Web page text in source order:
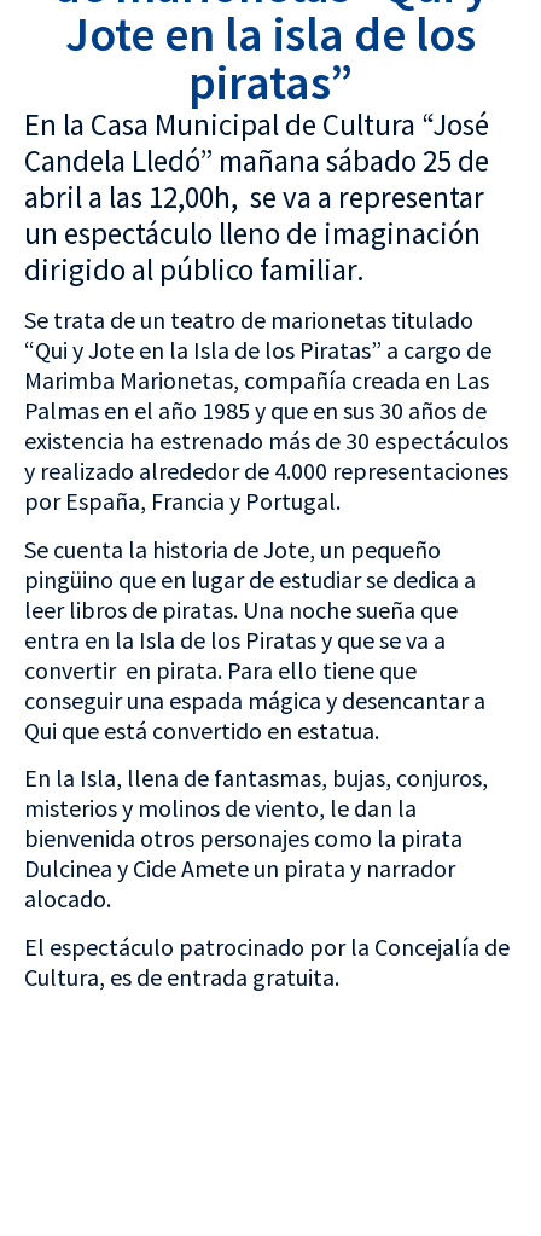
Jote en la isla de los
piratas”
En la Casa Municipal de Cultura “José
Candela Lledó” mañana sábado 25 de
abril a las 12,00h, se va a representar
un espectáculo lleno de imaginación
dirigido al público familiar.
Se trata de un teatro de marionetas titulado
“Qui y Jote en la Isla de los Piratas” a cargo de
Marimba Marionetas, compañía creada en Las
Palmas en el año 1985 y que en sus 30 años de
existencia ha estrenado más de 30 espectáculos
y realizado alrededor de 4.000 representaciones
por España, Francia y Portugal.
Se cuenta la historia de Jote, un pequeño
pingüino que en lugar de estudiar se dedica a
leer libros de piratas. Una noche sueña que
entra en la Isla de los Piratas y que se va a
convertir en pirata. Para ello tiene que
conseguir una espada mágica y desencantar a
Qui que está convertido en estatua.
En la Isla, llena de fantasmas, bujas, conjuros,
misterios y molinos de viento, le dan la
bienvenida otros personajes como la pirata
Dulcinea y Cide Amete un pirata y narrador
alocado.
El espectáculo patrocinado por la Concejalía de
Cultura, es de entrada gratuita.